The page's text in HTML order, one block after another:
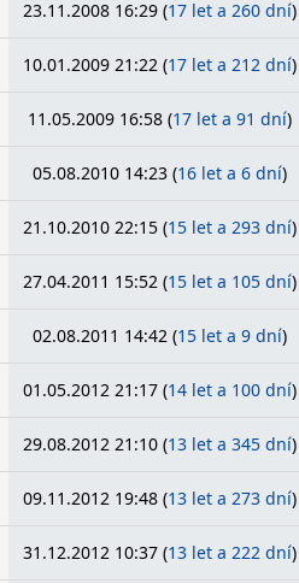
23.11.2008 16:29 (17 let a 260 dní)
10.01.2009 21:22 (17 let a 212 dní)
11.05.2009 16:58 (17 let a 91 dní)
05.08.2010 14:23 (16 let a 6 dní)
21.10.2010 22:15 (15 let a 293 dní)
27.04.2011 15:52 (15 let a 105 dní)
02.08.2011 14:42 (15 let a 9 dní)
01.05.2012 21:17 (14 let a 100 dní)
29.08.2012 21:10 (13 let a 345 dní)
09.11.2012 19:48 (13 let a 273 dní)
31.12.2012 10:37 (13 let a 222 dní)